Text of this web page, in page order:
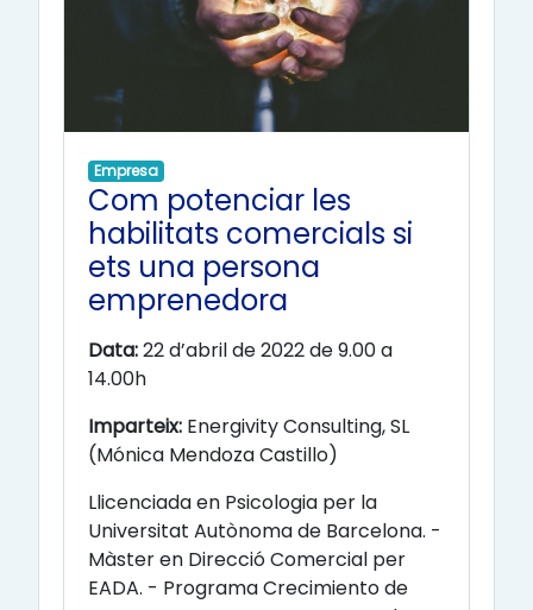
Empresa
Com potenciar les
habilitats comercials si
ets una persona
emprenedora
Data:22 d’abril de 2022 de 9.00 a
14.00h
Imparteix: Energivity Consulting, SL
(Mónica Mendoza Castillo)
Llicenciada en Psicologia per la
Universitat Autònoma de Barcelona. -
Màster en Direcció Comercial per
EADA. - Programa Crecimiento de